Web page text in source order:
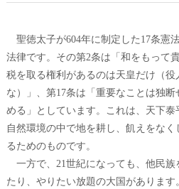
聖徳太子が604年に制定した17条憲
法律です。その第2条は「和をもって
税を取る権利があるのは天皇だけ（役
な）」、第17条は「重要なことは独
める」としています。これは、天下
自然環境の中で地を耕し、飢えをな
るためのものです。
一方で、21世紀になっても、他民
たり、やりたい放題の大国がありま